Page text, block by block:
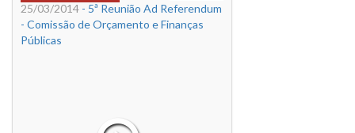
25/03/2014 - 5ª Reunião Ad Referendum
- Comissão de Orçamento e Finanças
Públicas